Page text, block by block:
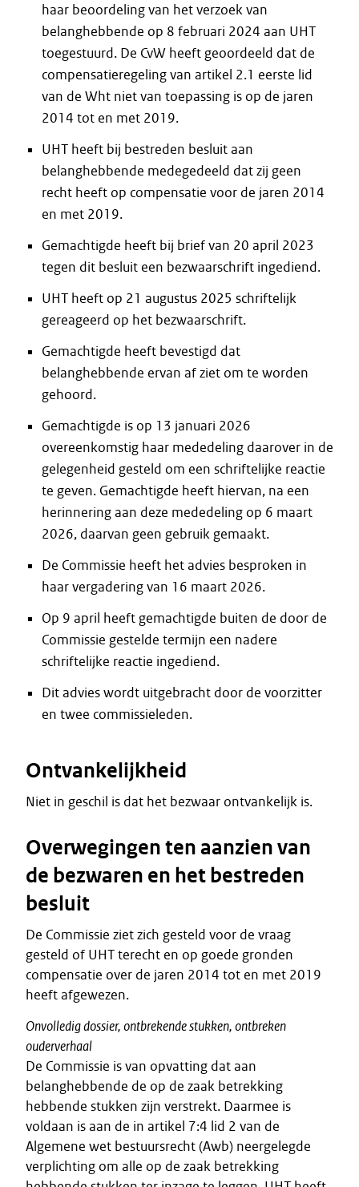
haar beoordeling van het verzoek van
belanghebbende op 8 februari 2024 aan UHT
toegestuurd. De CvW heeft geoordeeld dat de
compensatieregeling van artikel 2.1 eerste lid
van de Wht niet van toepassing is op de jaren
2014 tot en met 2019.
UHT heeft bij bestreden besluit aan
belanghebbende medegedeeld dat zij geen
recht heeft op compensatie voor de jaren 2014
en met 2019.
Gemachtigde heeft bij brief van 20 april 2023
tegen dit besluit een bezwaarschrift ingediend.
UHT heeft op 21 augustus 2025 schriftelijk
gereageerd op het bezwaarschrift.
Gemachtigde heeft bevestigd dat
belanghebbende ervan af ziet om te worden
gehoord.
Gemachtigde is op 13 januari 2026
overeenkomstig haar mededeling daarover in de
gelegenheid gesteld om een schriftelijke reactie
te geven. Gemachtigde heeft hiervan, na een
herinnering aan deze mededeling op 6 maart
2026, daarvan geen gebruik gemaakt.
De Commissie heeft het advies besproken in
haar vergadering van 16 maart 2026.
Op 9 april heeft gemachtigde buiten de door de
Commissie gestelde termijn een nadere
schriftelijke reactie ingediend.
Dit advies wordt uitgebracht door de voorzitter
en twee commissieleden.
Ontvankelijkheid
Niet in geschil is dat het bezwaar ontvankelijk is.
Overwegingen ten aanzien van
de bezwaren en het bestreden
besluit
De Commissie ziet zich gesteld voor de vraag
gesteld of UHT terecht en op goede gronden
compensatie over de jaren 2014 tot en met 2019
heeft afgewezen.
Onvolledig dossier, ontbrekende stukken, ontbreken
ouderverhaal
De Commissie is van opvatting dat aan
belanghebbende de op de zaak betrekking
hebbende stukken zijn verstrekt. Daarmee is
voldaan is aan de in artikel 7:4 lid 2 van de
Algemene wet bestuursrecht (Awb) neergelegde
verplichting om alle op de zaak betrekking